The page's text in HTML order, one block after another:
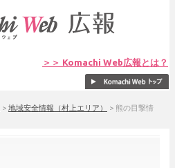
＞＞ Komachi Web広報とは？
> 地域安全情報（村上エリア） > 熊の目撃情